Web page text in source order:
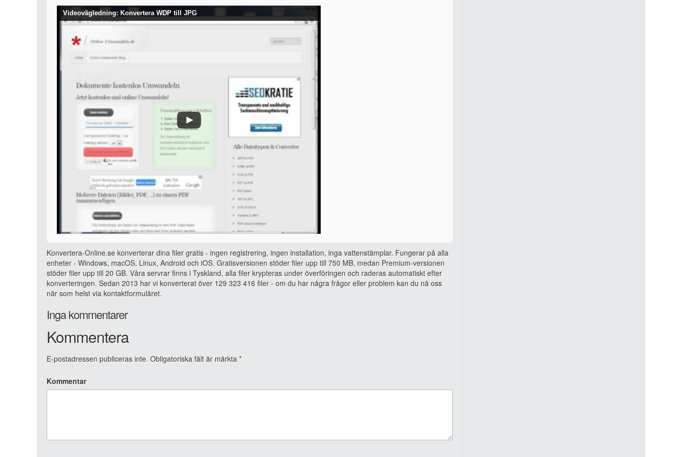
Videovägledning: Konvertera WDP till JPG
Konvertera-Online.se konverterar dina filer gratis - ingen registrering, ingen installation, inga vattenstämplar. Fungerar på alla
enheter - Windows, macOS, Linux, Android och iOS. Gratisversionen stöder filer upp till 750 MB, medan Premium-versionen
stöder filer upp till 20 GB. Våra servrar finns i Tyskland, alla filer krypteras under överföringen och raderas automatiskt efter
konverteringen. Sedan 2013 har vi konverterat över 129 323 416 filer - om du har några frågor eller problem kan du nå oss
när som helst via kontaktformuläret.
Inga kommentarer
Kommentera
E-postadressen publiceras inte. Obligatoriska fält är märkta *
Kommentar